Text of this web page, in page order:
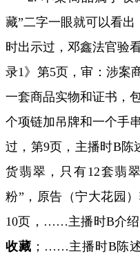
藏”二字一眼就可以看
时出示过，邓鑫法官
录1 》第5页，审：涉案
一套商品实物和证书，
个项链加吊牌和一个手串
过，第9页，主播时B陈
货翡翠，只有12套翡
粉” ，原告（宁大花园
10页， ……主播时B介
收藏 ； ……主播时B陈